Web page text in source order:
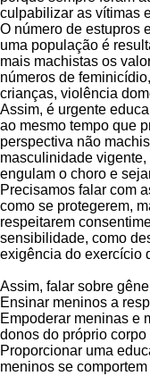
culpabilizar as vítimas
O número de estupros
uma população é
mais machistas os
números de
crianças, violência
Assim, é urgente
ao mesmo tempo que
perspectiva não
masculinidade
engulam o choro e
Precisamos falar com
como se protegerem,
respeitarem
sensibilidade, como
exigência do exercício
Assim, falar sobre
Ensinar meninos a
Empoderar meninas e
donos do próprio
Proporcionar uma
meninos se